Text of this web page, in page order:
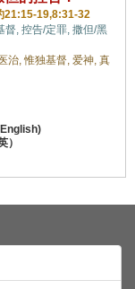
21:15-19,8:31-32
督, 控告/定罪, 撒但/黑
治,惟独基督, 爱神, 真